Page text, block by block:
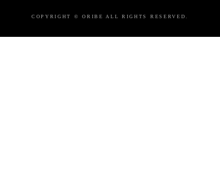
COPYRIGHT © ORIBE ALL RIGHTS RESERVED.